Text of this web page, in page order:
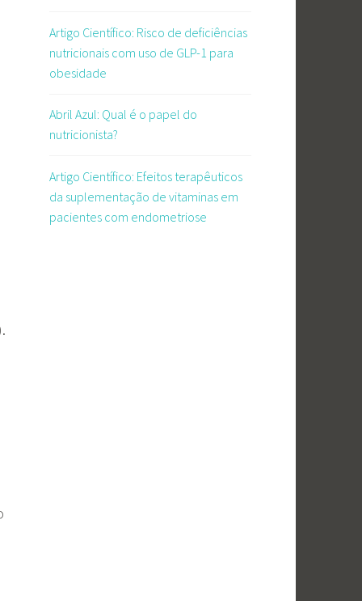
Artigo Científico: Risco de deficiências
nutricionais com uso de GLP-1 para
obesidade
Abril Azul: Qual é o papel do
nutricionista?
Artigo Científico: Efeitos terapêuticos
da suplementação de vitaminas em
pacientes com endometriose